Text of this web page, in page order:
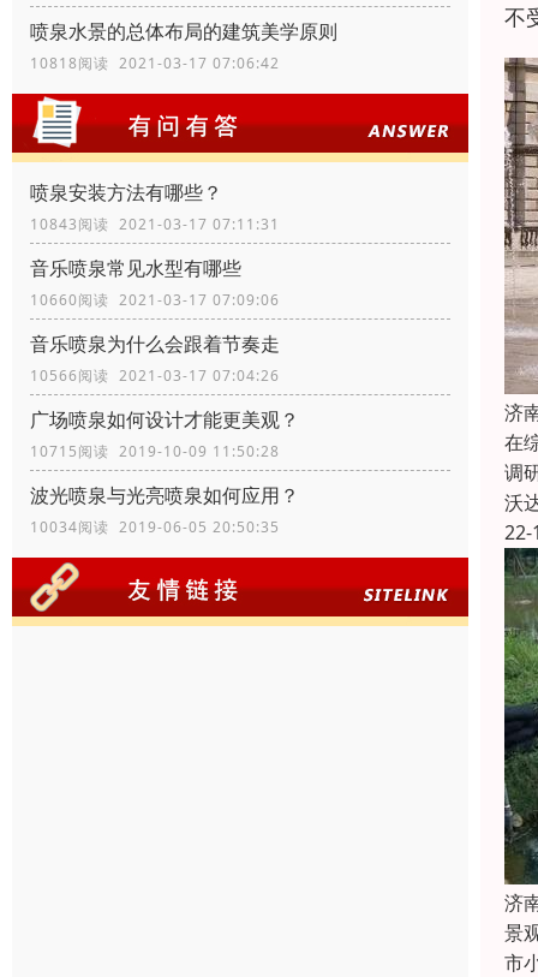
喷泉水景的总体布局的建筑美学原则
10818阅读 2021-03-17 07:06:42
喷泉安装方法有哪些？
10843阅读 2021-03-17 07:11:31
音乐喷泉常见水型有哪些
10660阅读 2021-03-17 07:09:06
音乐喷泉为什么会跟着节奏走
10566阅读 2021-03-17 07:04:26
广场喷泉如何设计才能更美观？
10715阅读 2019-10-09 11:50:28
波光喷泉与光亮喷泉如何应用？
10034阅读 2019-06-05 20:50:35
不
济
在
调
沃
22-
济
景
市